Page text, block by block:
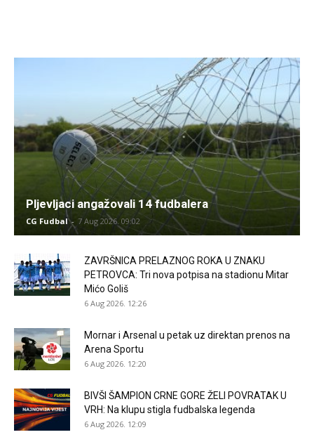
Pljevljaci angažovali 14 fudbalera
CG Fudbal - 7 Aug 2026. 09:02
ZAVRŠNICA PRELAZNOG ROKA U ZNAKU
PETROVCA: Tri nova potpisa na stadionu Mitar
Mićo Goliš
6 Aug 2026. 12:26
Mornar i Arsenal u petak uz direktan prenos na
Arena Sportu
6 Aug 2026. 12:20
BIVŠI ŠAMPION CRNE GORE ŽELI POVRATAK U
VRH: Na klupu stigla fudbalska legenda
6 Aug 2026. 12:09